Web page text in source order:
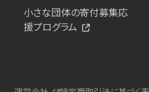
小さな団体の寄付募集応
援プログラム